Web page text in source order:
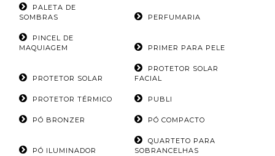
PALETA DE
SOMBRAS
PERFUMARIA
PINCEL DE
MAQUIAGEM
PRIMER PARA PELE
PROTETOR SOLAR
PROTETOR SOLAR
FACIAL
PROTETOR TÉRMICO PUBLI
PÓ BRONZER PÓ COMPACTO
PÓ ILUMINADOR
QUARTETO PARA
SOBRANCELHAS